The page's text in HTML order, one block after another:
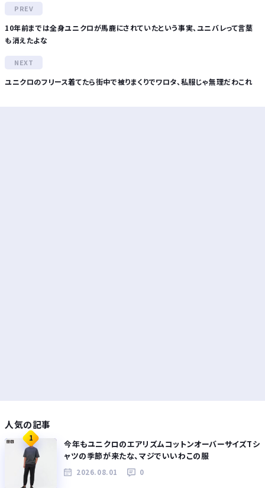
10年前までは全身ユニクロが馬鹿にされていたという事実、ユニバレって言葉
も消えたよな
ユニクロのフリース着てたら街中で被りまくりでワロタ、私服じゃ無理だわこれ
人気の記事
1
今年もユニクロのエアリズムコットンオーバーサイズTシ
ャツの季節が来たな、マジでいいわこの服
2026.08.01 0